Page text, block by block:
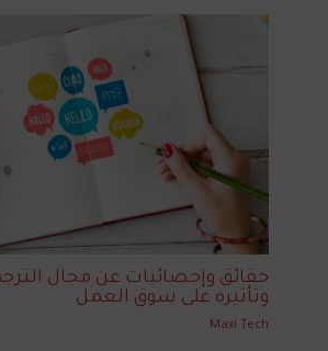
حقائق وإحصائيات عن مجال
وتأثيره على سوق العمل
Maxi Tech